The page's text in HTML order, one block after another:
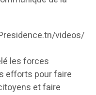
videos/
les forces
efforts pour faire
et faire